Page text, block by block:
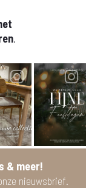
.
& meer!
nieuwsbrief.